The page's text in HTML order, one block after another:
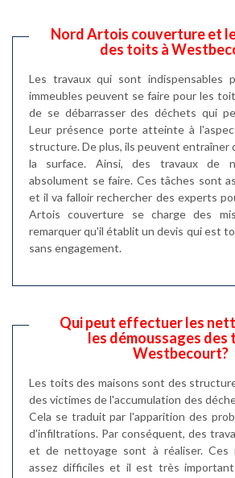
Nord Artois couverture et
des toits à
Les travaux qui sont indispensables
immeubles peuvent se faire pour les
de se débarrasser des déchets qui
Leur présence porte atteinte à
structure. De plus, ils peuvent entraîner
la surface. Ainsi, des travaux de
absolument se faire. Ces tâches sont
et il va falloir rechercher des experts
Artois couverture se charge des
remarquer qu'il établit un devis qui est
sans engagement.
Qui peut effectuer les
les démoussages des
Westbecourt?
Les toits des maisons sont des
des victimes de l'accumulation des
Cela se traduit par l'apparition des
d'infiltrations. Par conséquent, des
et de nettoyage sont à réaliser. Ces
assez difficiles et il est très